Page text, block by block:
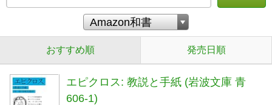
おすすめ順 発売日順
エピクロス: 教説と手紙 (岩波文庫 青
606-1)